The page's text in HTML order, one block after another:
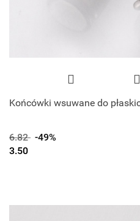
Końcówki wsuwane do
6.82 -49%
3.50